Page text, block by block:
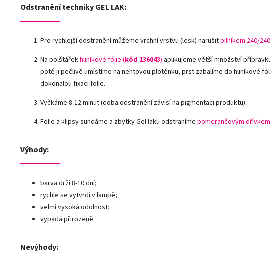
Odstranění techniky GEL LAK:
Pro rychlejší odstranění můžeme vrchní vrstvu (lesk) narušitpilníkem 240/
Na polštářekhliníkové fólie (kód 136043) aplikujeme větší množství
poté ji pečlivě umístíme na nehtovou ploténku, prst zabalíme do hliníkové
dokonalou fixaci folie.
Vyčkáme 8-12 minut (doba odstranění závisí na pigmentaci produktu).
Folie a klipsy sundáme a zbytky Gel laku odstraníme pomerančovým
Výhody:
barva drží 8-10 dní;
rychle se vytvrdí v lampě;
velmi vysoká odolnost;
vypadá přirozeně.
Nevýhody: